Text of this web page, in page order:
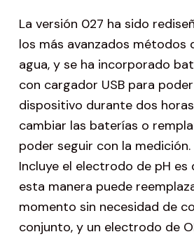
La versión 027 ha sido
los más avanzados métodos
agua, y se ha incorporado
con cargador USB para
dispositivo durante dos
cambiar las baterías o
poder seguir con la medición.
Incluye el electrodo de pH es
esta manera puede
momento sin necesidad de
conjunto, y un electrodo de